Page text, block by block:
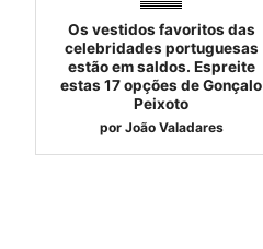
Os vestidos favoritos das
celebridades portuguesas
estão em saldos. Espreite
estas 17 opções de Gonçalo
Peixoto
por João Valadares